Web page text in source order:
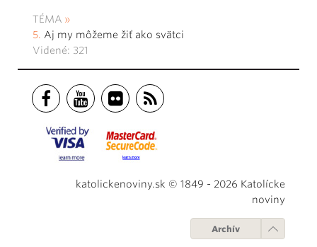
TÉMA
Aj my môžeme žiť ako svätci
Videné: 321
katolickenoviny.sk © 1849 - 2026 Katolícke
noviny
Archív